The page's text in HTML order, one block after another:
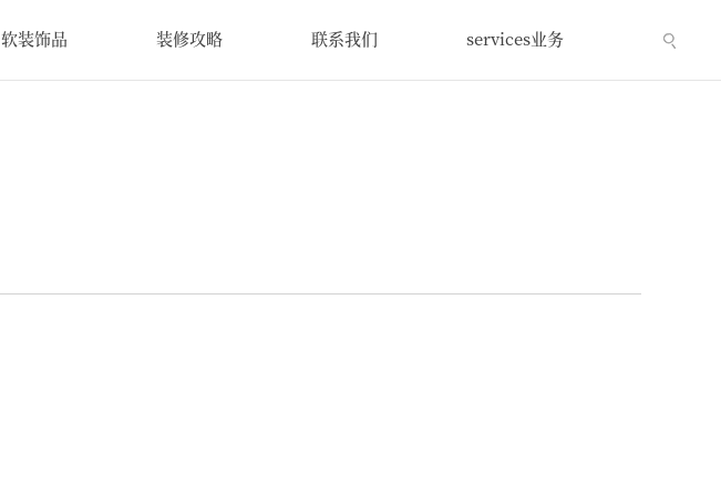
软装饰品 装修攻略 联系我们 services业务